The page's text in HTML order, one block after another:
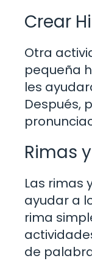
Crear
Otra
pequeña
les
Después,
Rimas
Las rimas
ayudar a
rima
de